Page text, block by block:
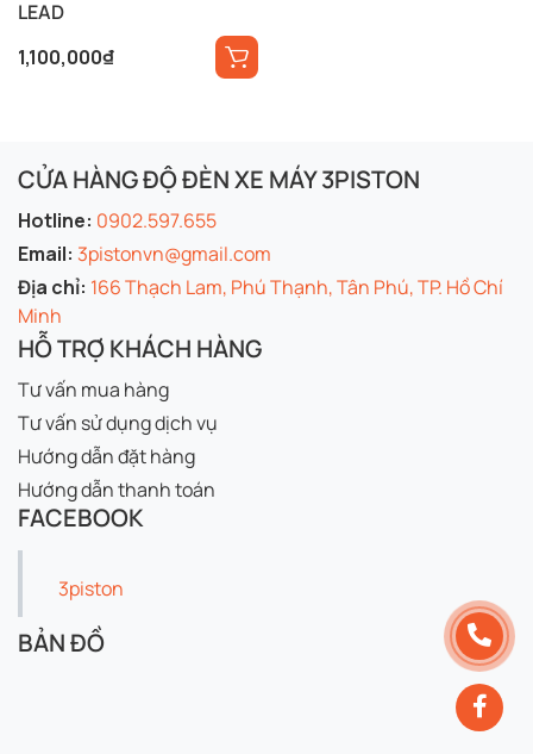
LEAD
1,100,000₫
CỬA HÀNG ĐỘ ĐÈN XE MÁY 3PISTON
Hotline: 0902.597.655
Email: 3pistonvn@gmail.com
Địa chỉ: 166 Thạch Lam, Phú Thạnh, Tân Phú, TP. Hồ Chí
Minh
HỖ TRỢ KHÁCH HÀNG
Tư vấn mua hàng
Tư vấn sử dụng dịch vụ
Hướng dẫn đặt hàng
Hướng dẫn thanh toán
FACEBOOK
3piston
BẢN ĐỒ